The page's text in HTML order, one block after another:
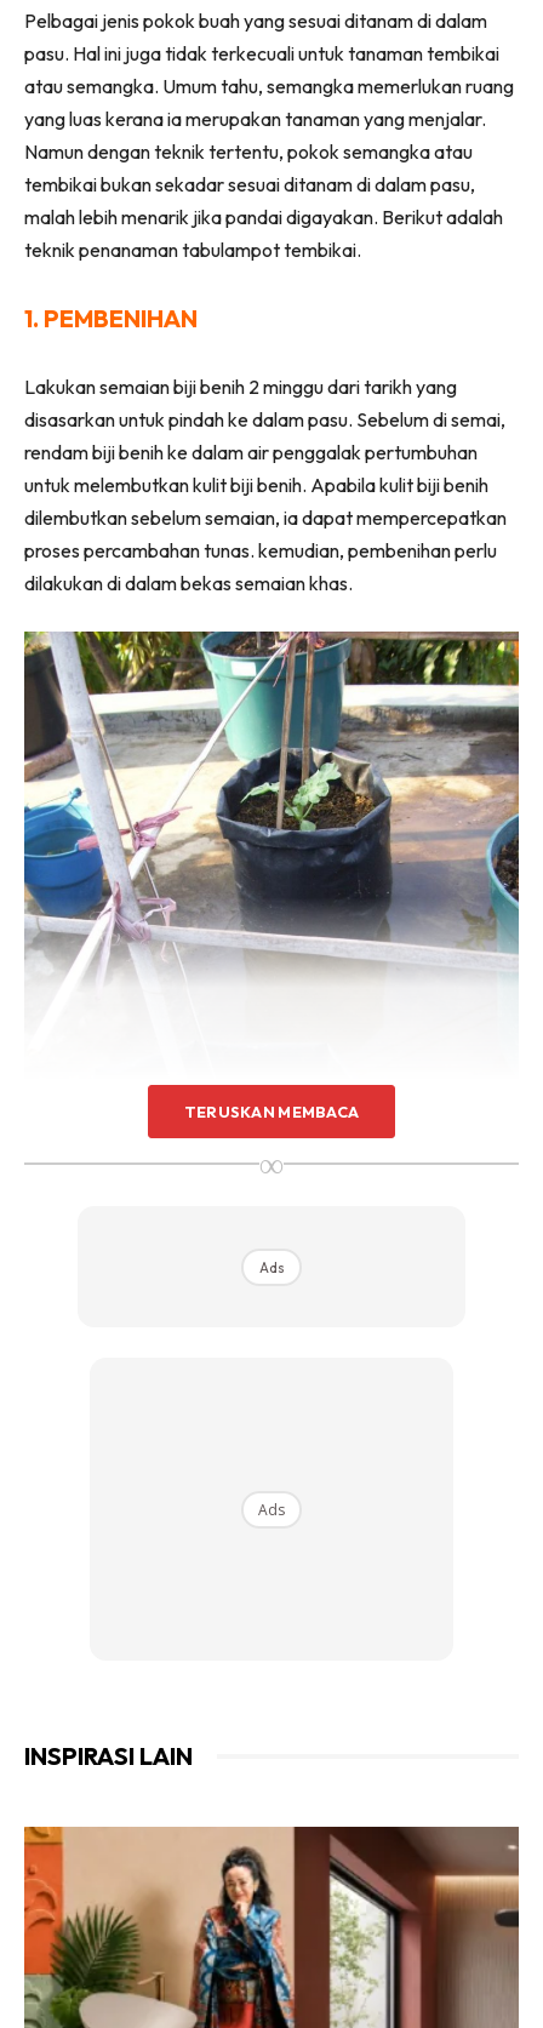
Hotel
Kafe
Hartanah
High Rise
Landed
Video
Beli Di Mana
Buat Sendiri
Ilham Impiana 360
Impiana TV
Casa Impiana
Impiana MakeOver
Lahar Dekor
Sembang Dekor
Sembang Laman
Tip Laman
Hub Ideaktiv
Sentuhan Midas penuh kemewahan dan elegant
untuk kediaman anda.
Rahsia dari IMPIANA, download sekarang di
Pelbagai jenis pokok buah yang sesuai ditanam di dalam
pasu. Hal ini juga tidak terkecuali untuk tanaman tembikai
atau semangka. Umum tahu, semangka memerlukan ruang
yang luas kerana ia merupakan tanaman yang menjalar.
Namun dengan teknik tertentu, pokok semangka atau
tembikai bukan sekadar sesuai ditanam di dalam pasu,
malah lebih menarik jika pandai digayakan. Berikut adalah
teknik penanaman tabulampot tembikai.
1. PEMBENIHAN
Lakukan semaian biji benih 2 minggu dari tarikh yang
disasarkan untuk pindah ke dalam pasu. Sebelum di semai,
rendam biji benih ke dalam air penggalak pertumbuhan
untuk melembutkan kulit biji benih. Apabila kulit biji benih
dilembutkan sebelum semaian, ia dapat mempercepatkan
proses percambahan tunas. kemudian, pembenihan perlu
dilakukan di dalam bekas semaian khas.
3. PEMILIHAN BEKAS
Untuk tanaman semangka, ia memerlukan pasu atau pot
dengan saiz minimum 50cm. Selain menggunakan pasu
plastik atau tanah liat, penggunaan polybag turut
TERUSKAN MEMBACA
∞
Ads
Ads
INSPIRASI LAIN